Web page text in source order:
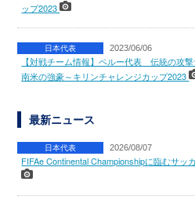
ップ2023
日本代表 2023/06/06
【対戦チーム情報】ペルー代表 伝統の攻
南米の強豪～キリンチャレンジカップ2023
最新ニュース
日本代表 2026/08/07
FIFAe Continental Championshipに臨むサッ